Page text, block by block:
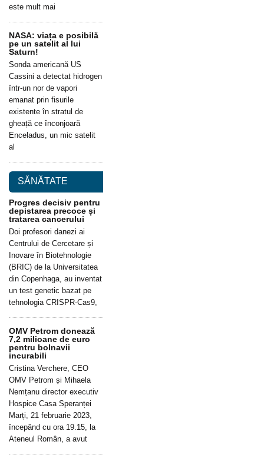
este mult mai
NASA: viața e posibilă
pe un satelit al lui
Saturn!
Sonda americană US
Cassini a detectat hidrogen
într-un nor de vapori
emanat prin fisurile
existente în stratul de
gheață ce înconjoară
Enceladus, un mic satelit
al
SĂNĂTATE
Progres decisiv pentru
depistarea precoce și
tratarea cancerului
Doi profesori danezi ai
Centrului de Cercetare și
Inovare în Biotehnologie
(BRIC) de la Universitatea
din Copenhaga, au inventat
un test genetic bazat pe
tehnologia CRISPR-Cas9,
OMV Petrom donează
7,2 milioane de euro
pentru bolnavii
incurabili
Cristina Verchere, CEO
OMV Petrom și Mihaela
Nemțanu director executiv
Hospice Casa Speranței
Marți, 21 februarie 2023,
începând cu ora 19.15, la
Ateneul Român, a avut